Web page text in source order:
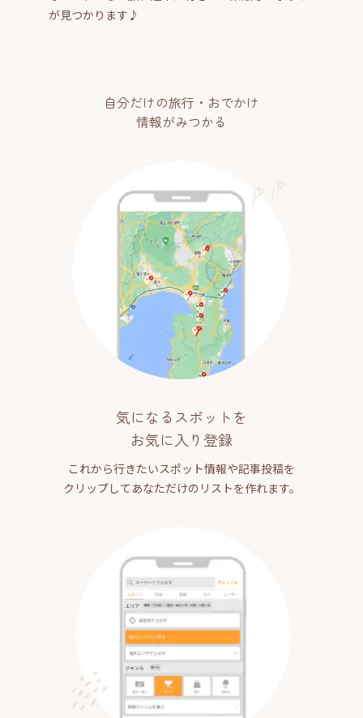
が見つかります♪
自分だけの旅行・おでかけ
情報がみつかる
気になるスポットを
お気に入り登録
これから行きたいスポット情報や記事投稿を
クリップしてあなただけのリストを作れます。